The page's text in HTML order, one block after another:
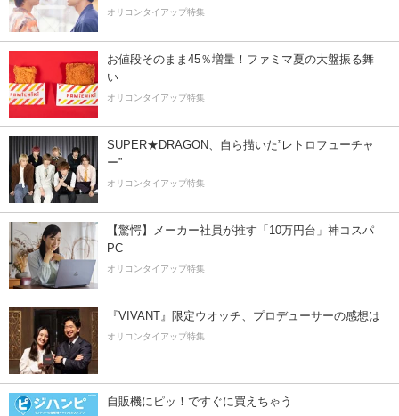
オリコンタイアップ特集
お値段そのまま45％増量！ファミマ夏の大盤振る舞
い
オリコンタイアップ特集
SUPER★DRAGON、自ら描いた”レトロフューチャ
ー”
オリコンタイアップ特集
【驚愕】メーカー社員が推す「10万円台」神コスパ
PC
オリコンタイアップ特集
『VIVANT』限定ウオッチ、プロデューサーの感想は
オリコンタイアップ特集
自販機にピッ！ですぐに買えちゃう